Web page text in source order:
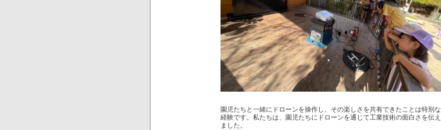
園児たちと一緒にドローンを操作し、その楽しさを共有できたことは特別な
経験です。私たちは、園児たちにドローンを通じて工業技術の面白さを伝え
ました。